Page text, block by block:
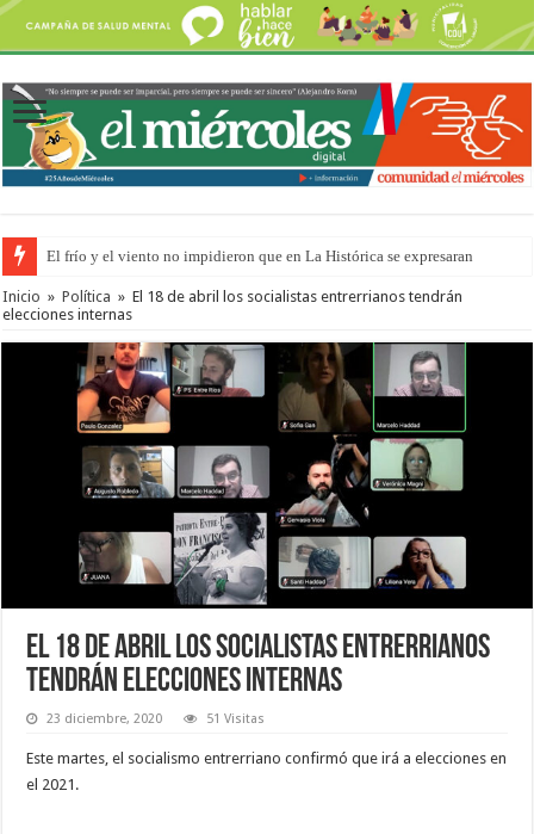
El frío y el viento no impidieron que en La Histórica se expresaran
Inicio » Política » El 18 de abril los socialistas entrerrianos tendrán
elecciones internas
El 18 de abril los socialistas entrerrianos
tendrán elecciones internas
23 diciembre, 2020 51 Visitas
Este martes, el socialismo entrerriano confirmó que irá a elecciones en
el 2021.